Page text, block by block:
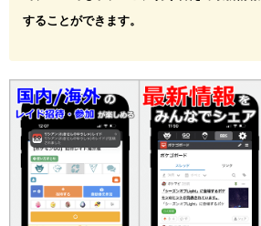
することができます。